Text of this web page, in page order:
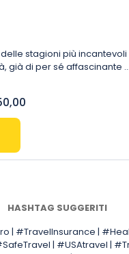
stagioni più
già di per sé affascinante ...
HASHTAG SUGGERITI
| #TravelInsurance |
| #USAtravel |